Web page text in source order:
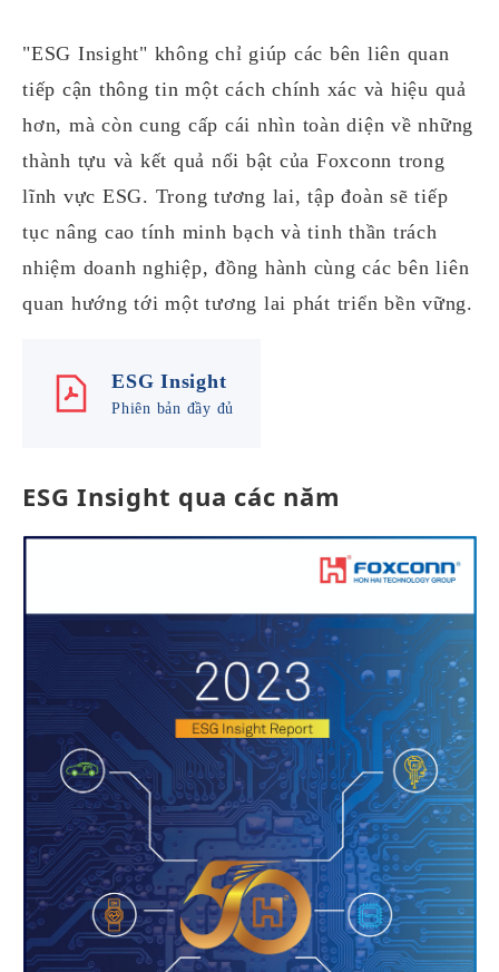
"ESG Insight" không chỉ giúp các bên liên quan
tiếp cận thông tin một cách chính xác và hiệu quả
hơn, mà còn cung cấp cái nhìn toàn diện về những
thành tựu và kết quả nổi bật của Foxconn trong
lĩnh vực ESG. Trong tương lai, tập đoàn sẽ tiếp
tục nâng cao tính minh bạch và tinh thần trách
nhiệm doanh nghiệp, đồng hành cùng các bên liên
quan hướng tới một tương lai phát triển bền vững.
ESG Insight
Phiên bản đầy đủ
ESG Insight qua các năm